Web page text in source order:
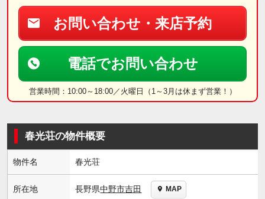
お問い合わせ・来店予約
電話でお問い合わせ
営業時間：10:00～18:00／火曜日（1～3月は休まず営業！）
春光荘の物件概要
物件名 春光荘
所在地 長野県中野市吉田 MAP